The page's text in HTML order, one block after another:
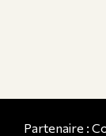
Partenaire :